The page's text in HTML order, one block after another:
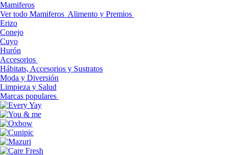
Mamiferos
Ver todo Mamiferos Alimento y Premios
Erizo
Conejo
Cuyo
Hurón
Accesorios
Hábitats, Accesorios y Sustratos
Moda y Diversión
Limpieza y Salud
Marcas populares